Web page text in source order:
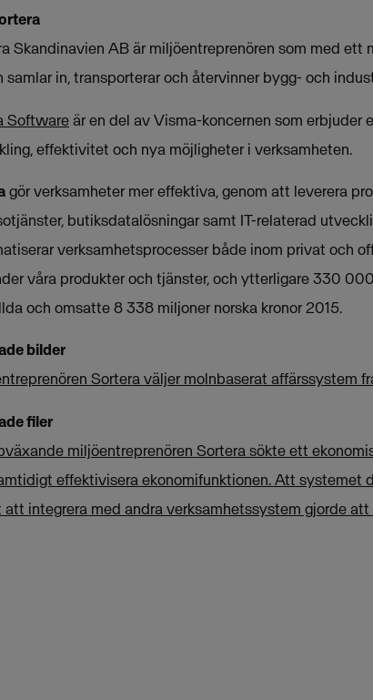
Skandinavien AB är miljöentreprenören som med
samlar in, transporterar och återvinner bygg- och
Softwareär en del av Visma-koncernen som
effektivitet och nya möjligheter i verksamheten.
gör verksamheter mer effektiva, genom att leverera
butiksdatalösningar samt IT-relaterad
verksamhetsprocesser både inom privat och
våra produkter och tjänster, och ytterligare 330
och omsatte 8 338 miljoner norska kronor 2015.
bilder
Sortera väljer molnbaserat affärssystem
filer
miljöentreprenören Sortera sökte ett
effektivisera ekonomifunktionen. Att systemet
att integrera med andra verksamhetssystem gjorde